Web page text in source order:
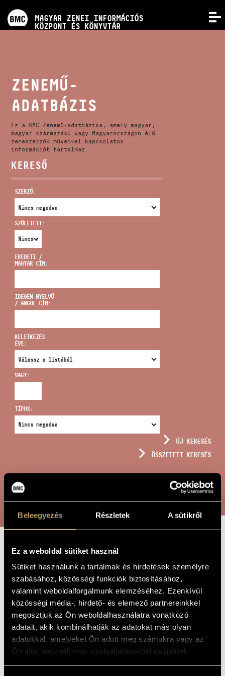
Beleegyezés Részletek A sütikről
Ez a weboldal sütiket használ
Sütiket használunk a tartalmak és hirdetések személyre
szabásához, közösségi funkciók biztosításához,
valamint weboldalforgalmunk elemzéséhez. Ezenkívül
közösségi média-, hirdető- és elemező partnereinkkel
megosztjuk az Ön weboldalhasználatra vonatkozó
adatait, akik kombinálhatják az adatokat más olyan
adatokkal, amelyeket Ön adott meg számukra vagy az
Ön által használt más szolgáltatásokból gyűjtöttek.
MAGYAR ZENEI INFORMÁCIÓS
KÖZPONT ÉS KÖNYVTÁR
KÉPZÉSEK
KIADVÁNYOK
RÓLUNK
VIDEÓ GALÉRIA
CÍM
infokozpont@bmc.hu
TELEFON
NYITVA TARTÁS
ZENEMŰ-ADATBÁZIS
ZENEI KÖNYVTÁR, ONLINE KATALÓGUS
ZENEMŰ-
ADATBÁZIS
Ez a BMC Zenemű-adatbázisa, amely magyar,
magyar származású vagy Magyarországon élő
zeneszerzők műveivel kapcsolatos
információt tartalmaz.
KERESŐ
SZERZŐ:
SZÜLETETT:
EREDETI /
MAGYAR CÍM:
IDEGEN NYELVŰ
/ ANGOL CÍM:
KELETKEZÉS
ÉVE:
VAGY:
TÍPUS:
ÚJ KERESÉS
ÖSSZETETT KERESÉS
A MŰ CÍME
A HALÁL
SZEXEPILJE
ZENESZERZŐ Szemző Tibor
EREDETI /
MAGYAR CÍM
A halál szexepilje
IDEGEN
NYELVŰ /
The Sex Appeal of Death